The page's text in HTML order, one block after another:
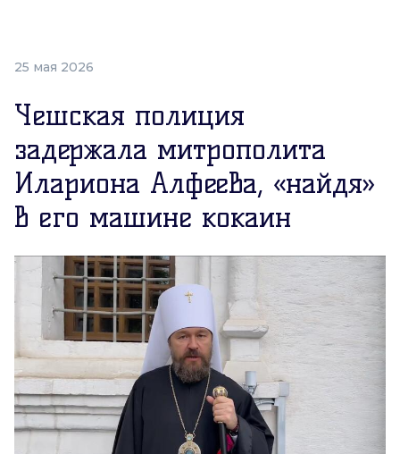
25 мая 2026
Чешская полиция
задержала митрополита
Илариона Алфеева, «найдя»
в его машине кокаин